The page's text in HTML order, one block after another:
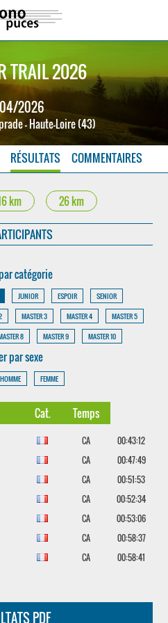
TRAIL 2026
2026
- Haute-Loire (43)
RÉSULTATS COMMENTAIRES
km 26 km
catégorie
JUNIOR ESPOIR
SENIOR
MASTER 3 MASTER 4
MASTER 5
8 MASTER 9 MASTER 10
par sexe
HOMME FEMME
Cat. Temps
CA
00:43:12
CA
00:47:49
CA
00:51:53
CA
00:52:34
CA
00:53:06
CA
00:58:37
CA 00:58:41
PDF